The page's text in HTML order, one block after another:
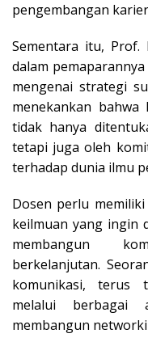
pengembangan
Sementara itu, Prof.
dalam
mengenai strategi
menekankan bahwa
tidak hanya
tetapi juga oleh
terhadap dunia ilmu
Dosen perlu
keilmuan yang ingin
membangun
berkelanjutan.
komunikasi, terus
melalui berbagai
membangun